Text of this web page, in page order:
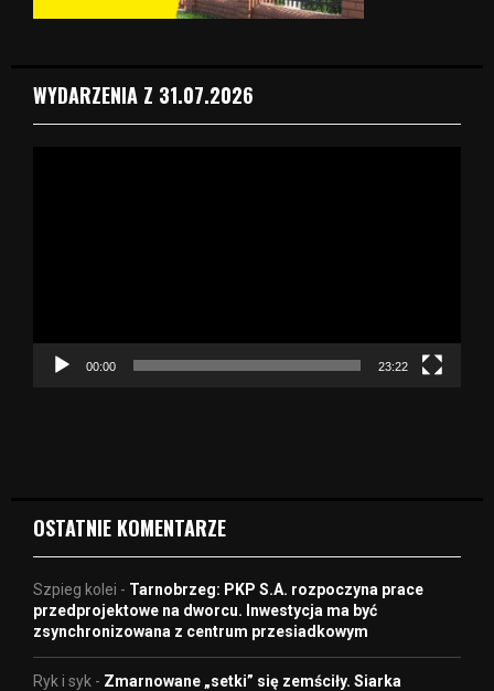
WYDARZENIA Z 31.07.2026
c
00:00 23:22
OSTATNIE KOMENTARZE
Szpieg kolei - Tarnobrzeg: PKP S.A. rozpoczyna prace
przedprojektowe na dworcu. Inwestycja ma być
zsynchronizowana z centrum przesiadkowym
Ryk i syk - Zmarnowane „setki” się zemściły. Siarka